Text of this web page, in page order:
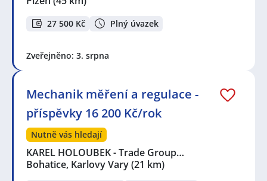
27 500 Kč Plný úvazek
Zveřejněno: 3. srpna
Mechanik měření a regulace -
příspěvky 16 200 Kč/rok
Nutně vás hledají
KAREL HOLOUBEK - Trade Group…
Bohatice, Karlovy Vary(21 km)